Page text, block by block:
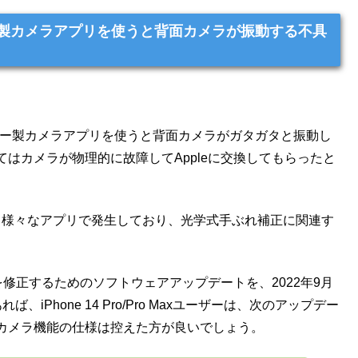
メラアプリを使うと背面カメラが振動する不具
製カメラアプリを使うと背面カメラがガタガタと振動し
カメラが物理的に故障してAppleに交換してもらったと
々なアプリで発生しており、光学式手ぶれ補正に関連す
正するためのソフトウェアアップデートを、2022年9月
ば、iPhone 14 Pro/Pro Maxユーザーは、次のアップデー
ラ機能の仕様は控えた方が良いでしょう。